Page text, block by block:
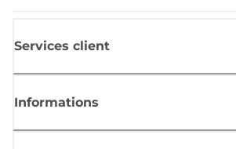
Services client
Informations